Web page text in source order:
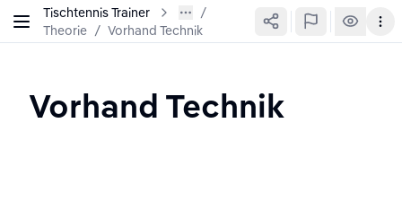
Tischtennis Trainer
Theorie / Vorhand Technik
Vorhand Technik